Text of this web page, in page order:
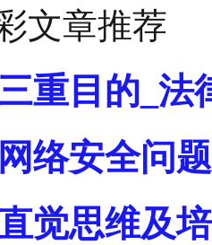
文章推荐
重目的_法
络安全问
觉思维及